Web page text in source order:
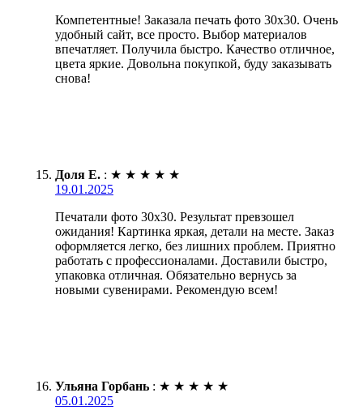
Компетентные! Заказала печать фото 30х30. Очень
удобный сайт, все просто. Выбор материалов
впечатляет. Получила быстро. Качество отличное,
цвета яркие. Довольна покупкой, буду заказывать
снова!
Доля Е. : ★ ★ ★ ★ ★
19.01.2025
Печатали фото 30х30. Результат превзошел
ожидания! Картинка яркая, детали на месте. Заказ
оформляется легко, без лишних проблем. Приятно
работать с профессионалами. Доставили быстро,
упаковка отличная. Обязательно вернусь за
новыми сувенирами. Рекомендую всем!
Ульяна Горбань : ★ ★ ★ ★ ★
05.01.2025